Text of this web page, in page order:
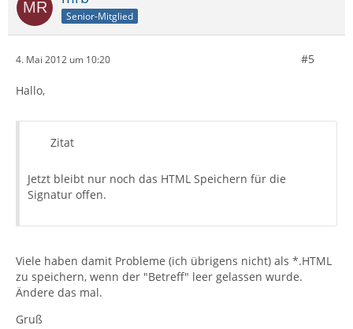
Senior-Mitglied
4. Mai 2012 um 10:20 #5
Hallo,
Zitat
Jetzt bleibt nur noch das HTML Speichern für die
Signatur offen.
Viele haben damit Probleme (ich übrigens nicht) als *.HTML
zu speichern, wenn der "Betreff" leer gelassen wurde.
Ändere das mal.
Gruß